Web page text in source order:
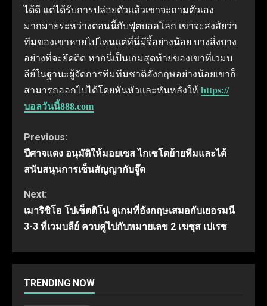
ได้ดี แต่ได้รับการปล่อยตัวแล้วเขาจะถามตัวเอง
มากมายระหว่างตอนนี้กับฟุตบอลโลก เขาจะสงสัยว่า
ทีมของเขาหายไปไหนแต่ที่นี่มีจี้อย่างน้อย บางสิ่งบาง
อย่างที่จะยึดติด หากนี่เป็นเกมสุดท้ายของเขาที่เวมบ
ลีย์ในฐานะผู้จัดการทีมทีมชาติอังกฤษอย่างน้อยเขาก็
สามารถออกไปได้โดยหันหัวและหันหลังให้ https://
บอลวันนี้888.com
Continue
Reading
Previous:
ปีศาจแดง อนุมัติให้มอยเซส ไกเซโดย้ายทีมและได้
สนับสนุนการเซ็นสัญญากับจู๊ด
Next:
เมาริซิโอ โปเช็ตติโน่ ดูเกมที่อังกฤษเสมอกับเยอรมนี
3-3 ที่เวมบลีย์ ควบคู่ไปกับหมายเลข 2 เฆซุส เปเรซ
TRENDING NOW